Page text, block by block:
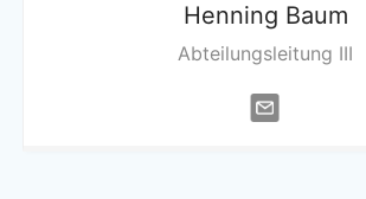
Henning Baum
Abteilungsleitung III